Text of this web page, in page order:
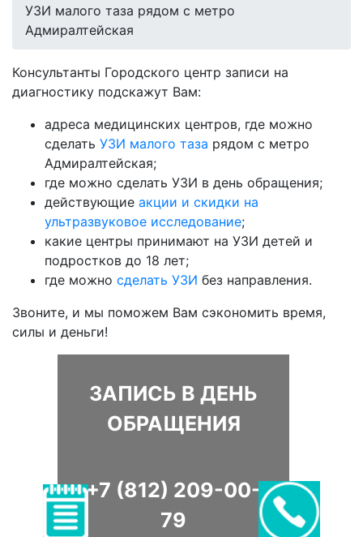
УЗИ малого таза рядом с метро
Адмиралтейская
Консультанты Городского центр записи на
диагностику подскажут Вам:
адреса медицинских центров, где можно
сделать УЗИ малого таза рядом с метро
Адмиралтейская;
где можно сделать УЗИ в день обращения;
действующие акции и скидки на
ультразвуковое исследование;
какие центры принимают на УЗИ детей и
подростков до 18 лет;
где можно сделать УЗИ без направления.
Звоните, и мы поможем Вам сэкономить время,
силы и деньги!
ЗАПИСЬ В ДЕНЬ
ОБРАЩЕНИЯ
+7 (812) 209-00-
79